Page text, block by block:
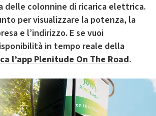
delle colonnine di ricarica elettrica.
per visualizzare la potenza, la
e l’indirizzo. E se vuoi
in tempo reale della
l’app Plenitude On The Road.